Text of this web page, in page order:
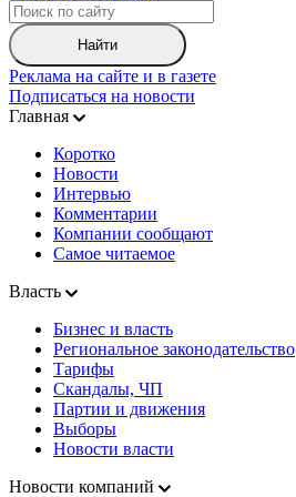
Найти
Реклама на сайте и в газете
Подписаться на новости
Главная
Коротко
Новости
Интервью
Комментарии
Компании сообщают
Самое читаемое
Власть
Бизнес и власть
Региональное законодательство
Тарифы
Скандалы, ЧП
Партии и движения
Выборы
Новости власти
Новости компаний